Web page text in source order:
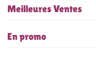
Meilleures Ventes
En promo